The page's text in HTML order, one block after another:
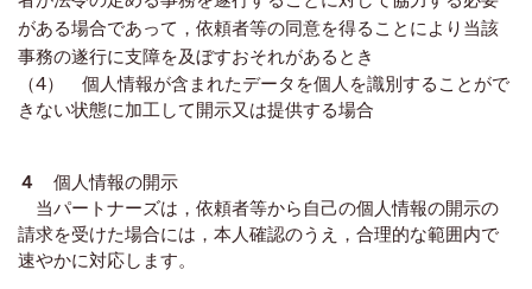
がある場合であって，依頼者等の同意を得ることにより当該
事務の遂行に支障を及ぼすおそれがあるとき
（4） 個人情報が含まれたデータを個人を識別することがで
きない状態に加工して開示又は提供する場合
４
個人情報の開示
当パートナーズは，依頼者等から自己の個人情報の開示の
請求を受けた場合には，本人確認のうえ，合理的な範囲内で
速やかに対応します。